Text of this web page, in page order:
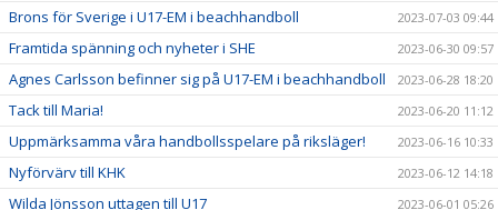
Brons för Sverige i U17-EM i beachhandboll 2023-07-03 09:44
Framtida spänning och nyheter i SHE 2023-06-30 09:57
Agnes Carlsson befinner sig på U17-EM i beachhandboll 2023-06-28 18:20
Tack till Maria! 2023-06-20 11:12
Uppmärksamma våra handbollsspelare på riksläger! 2023-06-16 10:33
Nyförvärv till KHK 2023-06-12 14:18
Wilda Jönsson uttagen till U17 2023-06-01 05:26